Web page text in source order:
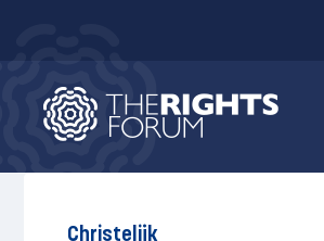
Christelijk